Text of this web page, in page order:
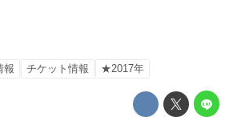
報 チケット情報 ★2017年